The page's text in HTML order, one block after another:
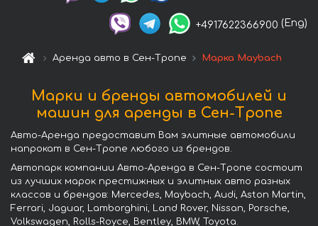
+4917622366900 (Eng)
Аренда авто в Сен-Тропе Марка Maybach
Марки и бренды автомобилей и
машин для аренды в Сен-Тропе
Авто-Аренда предоставит Вам элитные автомобили
напрокат в Сен-Тропе любого из брендов.
Автопарк компании Авто-Аренда в Сен-Тропе состоит
из лучших марок престижных и элитных авто разных
классов и брендов: Mercedes, Maybach, Audi, Aston Martin,
Ferrari, Jaguar, Lamborghini, Land Rover, Nissan, Porsche,
Volkswagen, Rolls-Royce, Bentley, BMW, Toyota.